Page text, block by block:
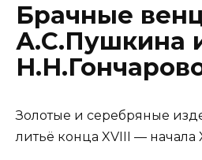
Брачные
А.С.Пушкина
Золотые и серебряные
литьё конца XVIII — начала